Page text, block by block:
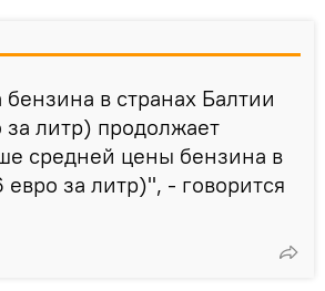
в странах Балтии
за литр) продолжает
средней цены бензина в
евро за литр)", - говорится